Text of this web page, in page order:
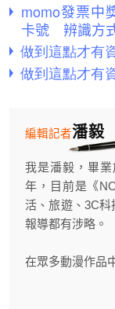
momo發票中
卡號 辨識方
潘毅
編輯記者
我是潘毅，畢
年，目前是《
活、旅遊、3C
報導都有涉略。
在眾多動漫作品